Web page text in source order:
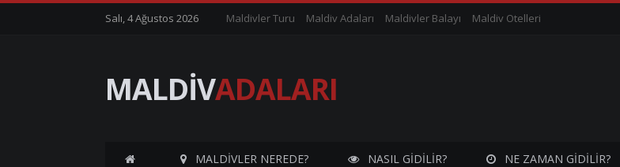
Salı, 4 Ağustos 2026 Maldivler Turu Maldiv Adaları Maldivler Balayı Maldiv Otelleri
MALDİVADALARI
MALDIVLER NEREDE? NASIL GIDILIR? NE ZAMAN GIDILIR?